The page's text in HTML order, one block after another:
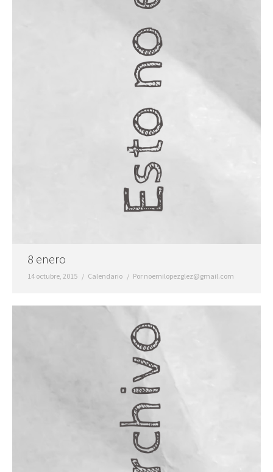
8 enero
14 octubre, 2015 Calendario Por noemilopezglez@gmail.com